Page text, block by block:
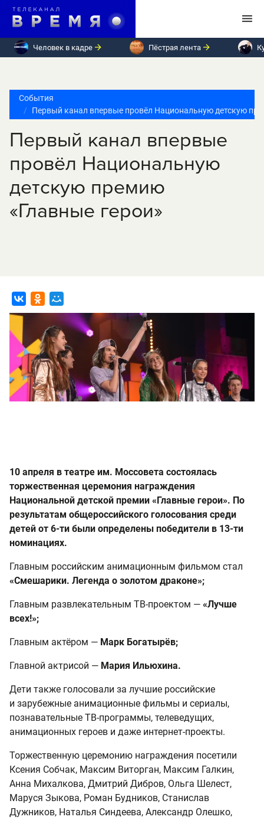
Человек в кадре Пёстрая лента
События
Первый канал впервые провёл Национальную детскую
Первый канал впервые
провёл Национальную
детскую премию
«Главные герои»
10 апреля в театре им. Моссовета состоялась
торжественная церемония награждения
Национальной детской премии «Главные герои». По
результатам общероссийского голосования среди
детей от 6-ти были определены победители в 13-ти
номинациях.
Главным российским анимационным фильмом стал
«Смешарики. Легенда о золотом драконе»;
Главным развлекательным ТВ-проектом — «Лучше
всех!»;
Главным актёром — Марк Богатырёв;
Главной актрисой — Мария Ильюхина.
Дети также голосовали за лучшие российские
и зарубежные анимационные фильмы и сериалы,
познавательные ТВ-программы, телеведущих,
анимационных героев и даже интернет-проекты.
Торжественную церемонию награждения посетили
Ксения Собчак, Максим Виторган, Максим Галкин,
Анна Михалкова, Дмитрий Дибров, Ольга Шелест,
Маруся Зыкова, Роман Будников, Станислав
Дужников, Наталья Синдеева, Александр Олешко,